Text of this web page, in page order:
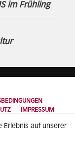
im Frühling
IMPRESSUM
Erlebnis auf unserer